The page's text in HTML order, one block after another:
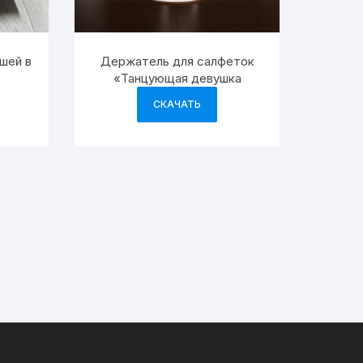
в
Держатель для салфеток
«Танцующая девушка
СКАЧАТЬ